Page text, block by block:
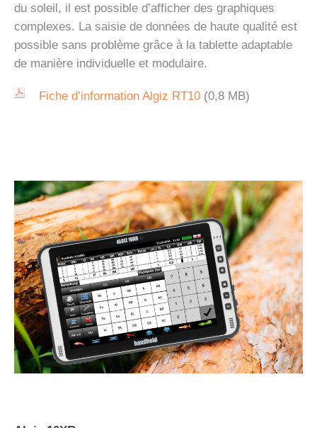
du soleil, il est possible d’afficher des graphiques
complexes. La saisie de données de haute qualité est
possible sans problème grâce à la tablette adaptable
de manière individuelle et modulaire.
Fiche d’information Algiz RT10 (0,8 MB)